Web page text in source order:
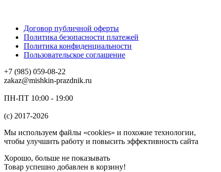
Договор публичной оферты
Политика безопасности платежей
Политика конфиденциальности
Пользовательское соглашение
+7 (985) 059-08-22
zakaz@mishkin-prazdnik.ru
ПН-ПТ 10:00 - 19:00
(c) 2017-2026
Мы используем файлы «cookies» и похожие технологии,
чтобы улучшить работу и повысить эффективность сайта
Хорошо, больше не показывать
Товар успешно добавлен в корзину!